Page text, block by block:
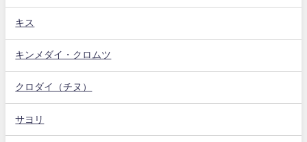
キス
キンメダイ・クロムツ
クロダイ（チヌ）
サヨリ